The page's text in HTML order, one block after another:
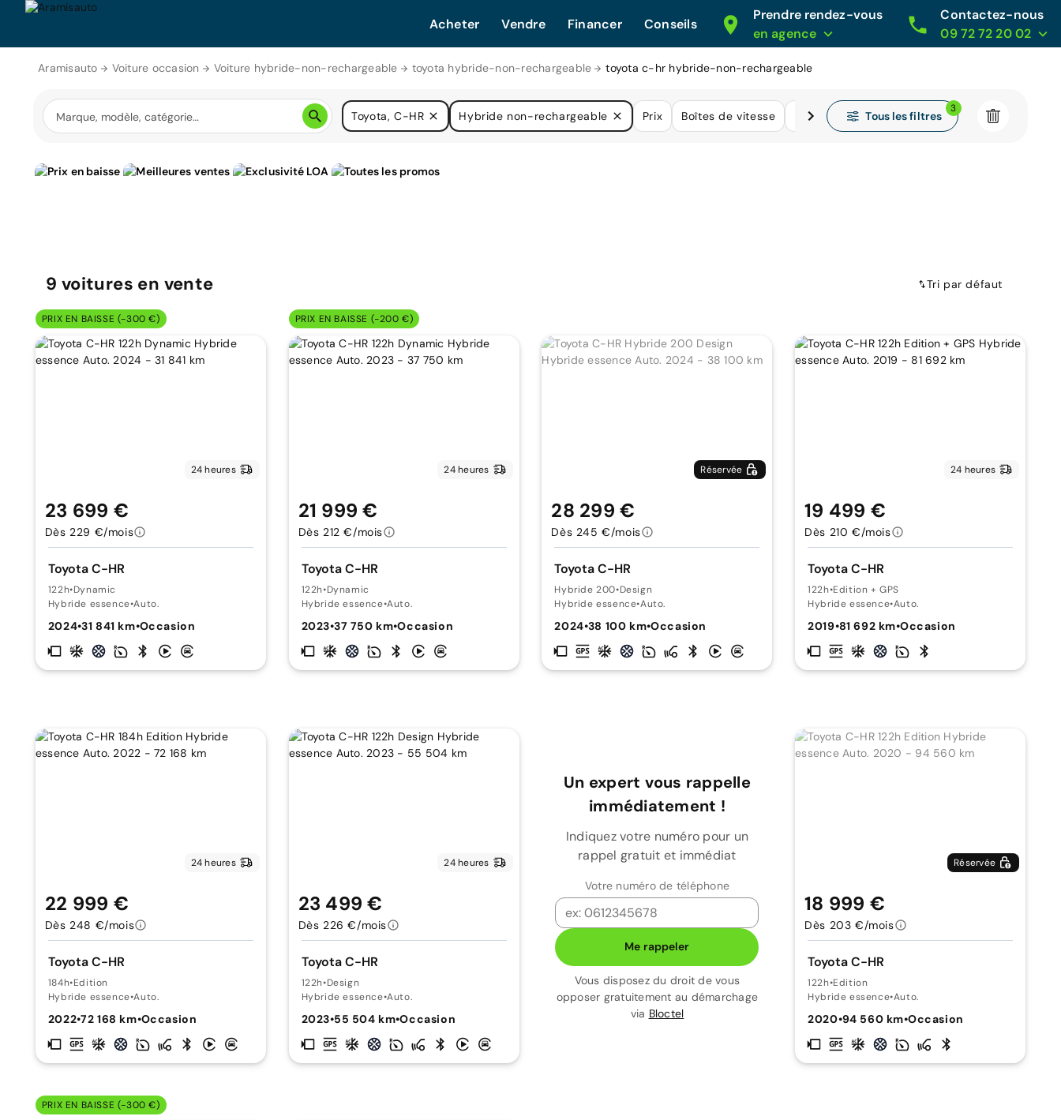
Acheter Vendre Financer Conseils
Prendre rendez-vous
en agence
Contactez-nous
09 72 72 20 02
Aramisauto Voiture occasion Voiture hybride-non-rechargeable toyota hybride-non-rechargeable toyota c-hr hybride-non-rechargeable
Toyota, C-HR Hybride non-rechargeable Prix Boîtes de vitesse Kilométrage Tous les filtres
3
9 voitures en vente Tri par défaut
PRIX EN BAISSE (-300 €)
24 heures
Toyota C-HR
122h•Dynamic
Hybride essence•Auto.
2024•31 841 km•Occasion
23 699 €
Dès 229 €/mois
PRIX EN BAISSE (-200 €)
24 heures
Toyota C-HR
122h•Dynamic
Hybride essence•Auto.
2023•37 750 km•Occasion
21 999 €
Dès 212 €/mois
Réservée
Toyota C-HR
Hybride 200•Design
Hybride essence•Auto.
2024•38 100 km•Occasion
28 299 €
Dès 245 €/mois
24 heures
Toyota C-HR
122h•Edition + GPS
Hybride essence•Auto.
2019•81 692 km•Occasion
19 499 €
Dès 210 €/mois
24 heures
Toyota C-HR
184h•Edition
Hybride essence•Auto.
2022•72 168 km•Occasion
22 999 €
Dès 248 €/mois
24 heures
Toyota C-HR
122h•Design
Hybride essence•Auto.
2023•55 504 km•Occasion
23 499 €
Dès 226 €/mois
Un expert vous rappelle
immédiatement !
Indiquez votre numéro pour un
rappel gratuit et immédiat
Votre numéro de téléphone
Me rappeler
Vous disposez du droit de vous
opposer gratuitement au démarchage
via Bloctel
Réservée
Toyota C-HR
122h•Edition
Hybride essence•Auto.
2020•94 560 km•Occasion
18 999 €
Dès 203 €/mois
PRIX EN BAISSE (-300 €)